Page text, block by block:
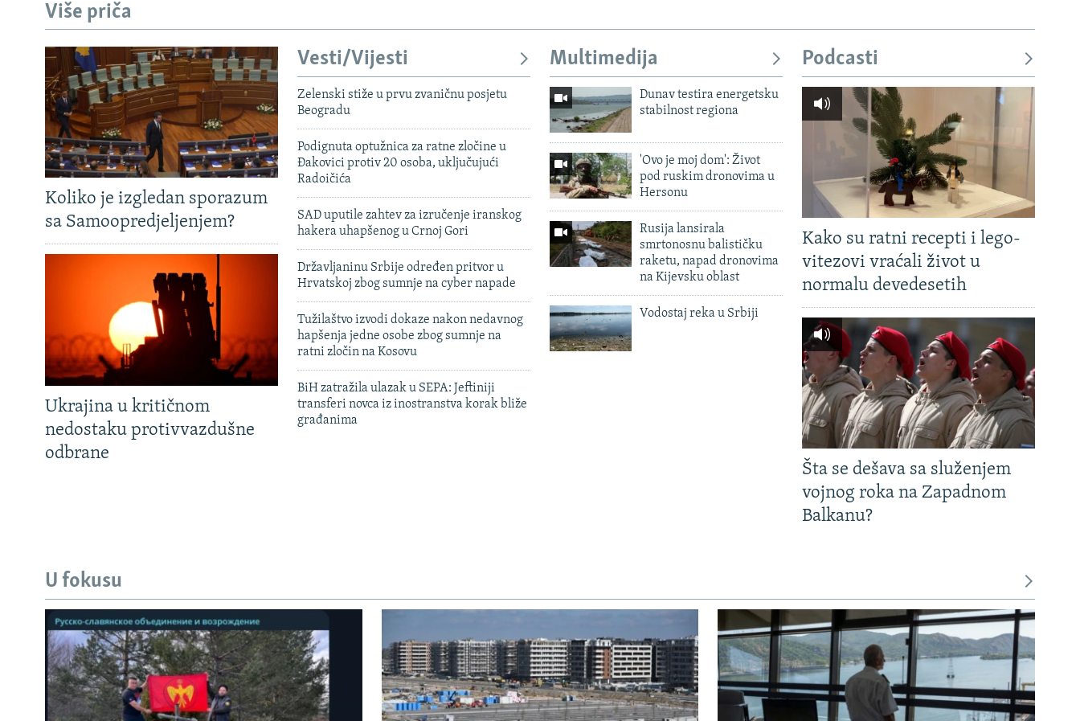
Više priča
Koliko je izgledan sporazum
sa Samoopredjeljenjem?
Ukrajina u kritičnom
nedostaku protivvazdušne
odbrane
Vesti/Vijesti
Zelenski stiže u prvu zvaničnu posjetu
Beogradu
Podignuta optužnica za ratne zločine u
Đakovici protiv 20 osoba, uključujući
Radoičića
SAD uputile zahtev za izručenje iranskog
hakera uhapšenog u Crnoj Gori
Državljaninu Srbije određen pritvor u
Hrvatskoj zbog sumnje na cyber napade
Tužilaštvo izvodi dokaze nakon nedavnog
hapšenja jedne osobe zbog sumnje na
ratni zločin na Kosovu
BiH zatražila ulazak u SEPA: Jeftiniji
transferi novca iz inostranstva korak bliže
građanima
Multimedija
Dunav testira energetsku
stabilnost regiona
'Ovo je moj dom': Život
pod ruskim dronovima u
Hersonu
Rusija lansirala
smrtonosnu balističku
raketu, napad dronovima
na Kijevsku oblast
Vodostaj reka u Srbiji
Podcasti
Kako su ratni recepti i lego-
vitezovi vraćali život u
normalu devedesetih
Šta se dešava sa služenjem
vojnog roka na Zapadnom
Balkanu?
U fokusu